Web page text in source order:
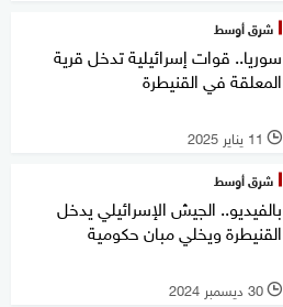
شرق أوسط
سوريا.. قوات إسرائيلية تدخل قرية
المعلقة في القنيطرة
l 11 يناير 2025
شرق أوسط
بالفيديو.. الجيش الإسرائيلي يدخل
القنيطرة ويخلي مبان حكومية
l 30 ديسمبر 2024